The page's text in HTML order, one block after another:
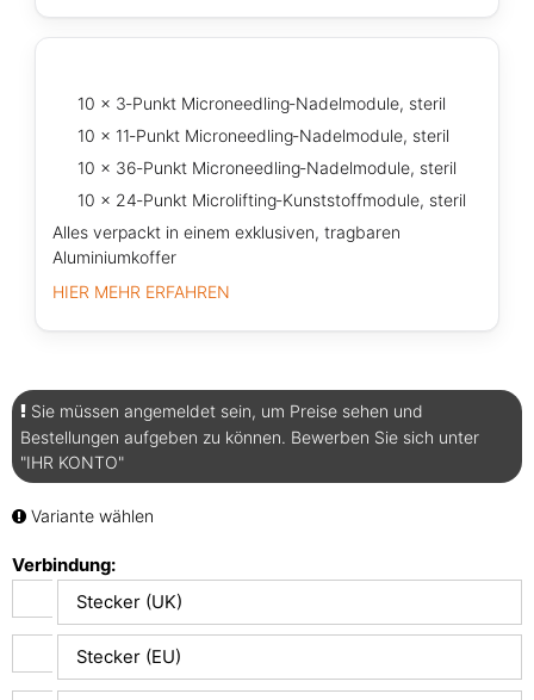
10 x 3‑Punkt Microneedling‑Nadelmodule, steril
10 x 11‑Punkt Microneedling‑Nadelmodule, steril
10 x 36‑Punkt Microneedling‑Nadelmodule, steril
10 x 24‑Punkt Microlifting‑Kunststoffmodule, steril
Alles verpackt in einem exklusiven, tragbaren
Aluminiumkoffer
HIER MEHR ERFAHREN
Sie müssen angemeldet sein, um Preise sehen und
Bestellungen aufgeben zu können. Bewerben Sie sich unter
"IHR KONTO"
Variante wählen
Verbindung:
Stecker (UK)
Stecker (EU)